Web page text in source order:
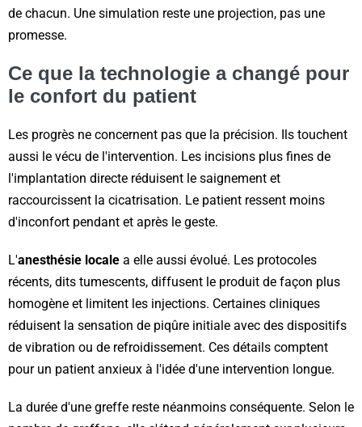
de chacun. Une simulation reste une projection, pas une
promesse.
Ce que la technologie a changé pour
le confort du patient
Les progrès ne concernent pas que la précision. Ils touchent
aussi le vécu de l'intervention. Les incisions plus fines de
l'implantation directe réduisent le saignement et
raccourcissent la cicatrisation. Le patient ressent moins
d'inconfort pendant et après le geste.
L'anesthésie locale a elle aussi évolué. Les protocoles
récents, dits tumescents, diffusent le produit de façon plus
homogène et limitent les injections. Certaines cliniques
réduisent la sensation de piqûre initiale avec des dispositifs
de vibration ou de refroidissement. Ces détails comptent
pour un patient anxieux à l'idée d'une intervention longue.
La durée d'une greffe reste néanmoins conséquente. Selon le